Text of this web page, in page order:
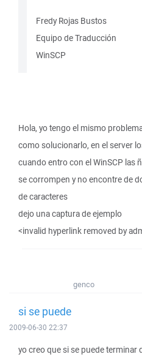
Fredy Rojas Bustos
Equipo de Traducción
WinSCP
Hola, yo tengo el mismo
como solucionarlo, en el server
cuando entro con el WinSCP las
se corrompen y no encontre de
de caracteres
dejo una captura de ejemplo
<invalid hyperlink removed by
genco
si se puede
2009-06-30 22:37
yo creo que si se puede terminar